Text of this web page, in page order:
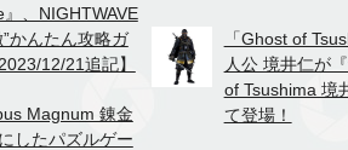
』、NIGHTWAVE
かんたん攻略ガ
12/21追記】
Magnum 錬金
したパズルゲー
「Ghost of
人公 境井仁が
of Tsushima 境
て登場！